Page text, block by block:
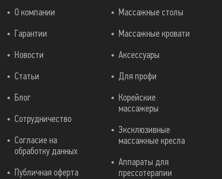
Массажные столы
Массажные кровати
Аксессуары
Для профи
Корейские
массажеры
Эксклюзивные
массажные кресла
Аппараты для
прессотерапии
О компании
Гарантии
Новости
Статьи
Блог
Сотрудничество
Согласие на
обработку данных
Публичная оферта